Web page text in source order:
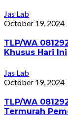
Jas Lab
October 19, 2024
TLP/WA
Khusus Hari Ini
Jas Lab
October 19, 2024
TLP/WA
Termurah